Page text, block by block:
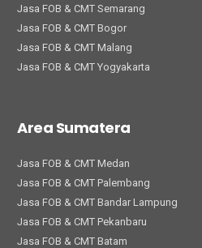
Jasa FOB & CMT Semarang
Jasa FOB & CMT Bogor
Jasa FOB & CMT Malang
Jasa FOB & CMT Yogyakarta
Area Sumatera
Jasa FOB & CMT Medan
Jasa FOB & CMT Palembang
Jasa FOB & CMT Bandar Lampung
Jasa FOB & CMT Pekanbaru
Jasa FOB & CMT Batam